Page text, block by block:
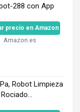
288 con App
precio en Amazon
Amazon.es
Robot Limpieza